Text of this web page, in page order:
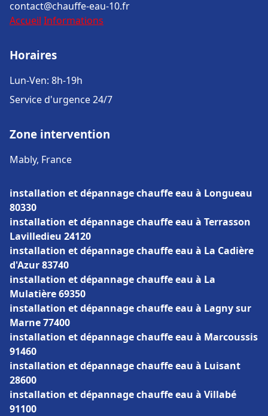
contact@chauffe-eau-10.fr
Accueil Informations
Horaires
Lun-Ven: 8h-19h
Service d'urgence 24/7
Zone intervention
Mably, France
installation et dépannage chauffe eau à Longueau
80330
installation et dépannage chauffe eau à Terrasson
Lavilledieu 24120
installation et dépannage chauffe eau à La Cadière
d'Azur 83740
installation et dépannage chauffe eau à La
Mulatière 69350
installation et dépannage chauffe eau à Lagny sur
Marne 77400
installation et dépannage chauffe eau à Marcoussis
91460
installation et dépannage chauffe eau à Luisant
28600
installation et dépannage chauffe eau à Villabé
91100